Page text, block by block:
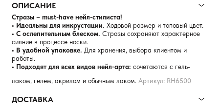
ОПИСАНИЕ
Стразы – must-have нейл-стилиста!
• Идеальны для инкрустации. Ходовой размер и топовый цвет.
• С ослепительным блеском. Стразы сохраняют характерное
сияние в процессе носки.
• В удобной упаковке. Для хранения, выбора клиентом и
работы.
• Подходят для всех видов нейл-арта: сочетаются с гель-
лаком, гелем, акрилом и обычным лаком. Артикул: RH6500
ДОСТАВКА